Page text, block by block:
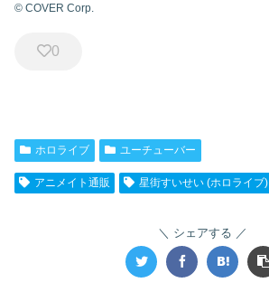
© COVER Corp.
0
ホロライブ ユーチューバー
アニメイト通販 星街すいせい (ホロライブ)
シェアする